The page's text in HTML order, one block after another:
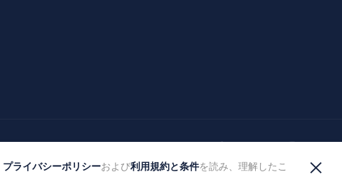
ライバシーポリシーおよび利用規約と条件を読み、理解したこ ×